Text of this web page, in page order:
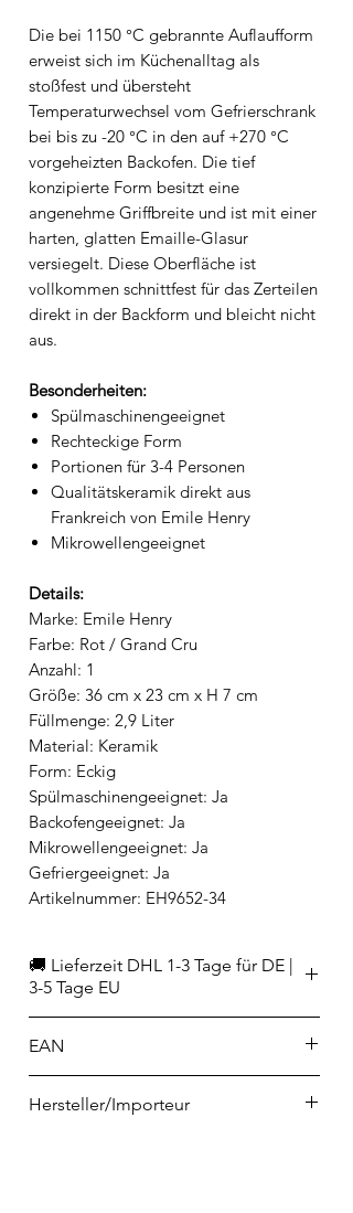
Die bei 1150 °C gebrannte Auflaufform
erweist sich im Küchenalltag als
stoßfest und übersteht
Temperaturwechsel vom Gefrierschrank
bei bis zu -20 °C in den auf +270 °C
vorgeheizten Backofen. Die tief
konzipierte Form besitzt eine
angenehme Griffbreite und ist mit einer
harten, glatten Emaille-Glasur
versiegelt. Diese Oberfläche ist
vollkommen schnittfest für das Zerteilen
direkt in der Backform und bleicht nicht
aus.
Besonderheiten:
Spülmaschinengeeignet
Rechteckige Form
Portionen für 3-4 Personen
Qualitätskeramik direkt aus
Frankreich von Emile Henry
Mikrowellengeeignet
Details:
Marke: Emile Henry
Farbe: Rot / Grand Cru
Anzahl: 1
Größe: 36 cm x 23 cm x H 7 cm
Füllmenge: 2,9 Liter
Material: Keramik
Form: Eckig
Spülmaschinengeeignet: Ja
Backofengeeignet: Ja
Mikrowellengeeignet: Ja
Gefriergeeignet: Ja
Artikelnummer: EH9652-34
🚚 Lieferzeit DHL 1-3 Tage für DE |
3-5 Tage EU
EAN
Hersteller/Importeur